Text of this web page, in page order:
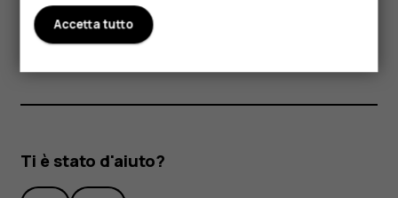
non funziona in modo appropriato, portarlo al centro
assistenza autorizzato più vicino.
Ti è stato d'aiuto?
Accetta tutto